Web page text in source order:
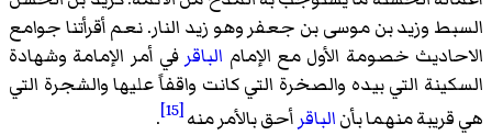
السبط وزيد بن موسىبن جعفر وهو زيد النار. نعم أقرأتنا جوامع
الاحاديث خصومة الأول مع الإمام الباقر في أمر الإمامة وشهادة
السكينة التي بيده والصخرة التي كانت واقفاً عليها والشجرة التي
هي قريبة منهما بأنالباقرأحق بالأمر منه[15]
.